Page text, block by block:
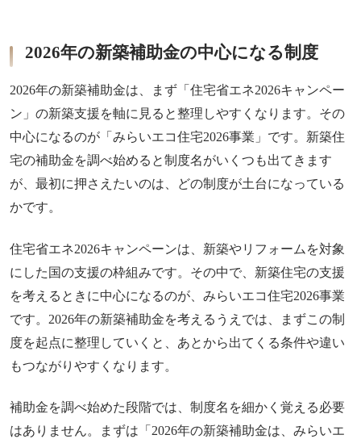
2026年の新築補助金の中心になる制度
2026年の新築補助金は、まず「住宅省エネ2026キャンペー
ン」の新築支援を軸に見ると整理しやすくなります。その
中心になるのが「みらいエコ住宅2026事業」です。新築住
宅の補助金を調べ始めると制度名がいくつも出てきます
が、最初に押さえたいのは、どの制度が土台になっている
かです。
住宅省エネ2026キャンペーンは、新築やリフォームを対象
にした国の支援の枠組みです。その中で、新築住宅の支援
を考えるときに中心になるのが、みらいエコ住宅2026事業
です。2026年の新築補助金を考えるうえでは、まずこの制
度を起点に整理していくと、あとから出てくる条件や違い
もつながりやすくなります。
補助金を調べ始めた段階では、制度名を細かく覚える必要
はありません。まずは「2026年の新築補助金は、みらいエ